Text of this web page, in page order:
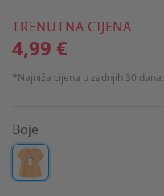
TRENUTNA CIJENA
4,99 €
*Najniža cijena u zadnjih 30 dana:
Boje